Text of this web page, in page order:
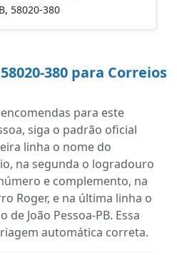
58020-380
380 para Correios
para este
siga o padrão oficial
linha o nome do
na segunda o logradouro
e complemento, na
Roger, e na última linha o
de João Pessoa-PB. Essa
automática correta.